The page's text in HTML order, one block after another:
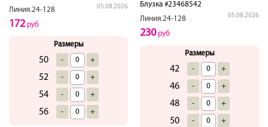
Линия.24-128
05.08.2026
172руб
Размеры
50 - +
52 - +
54 - +
56 - +
Блузка #23468542
Линия.24-128
05.08.2026
230руб
Размеры
42 - +
46 - +
48 - +
50 - +